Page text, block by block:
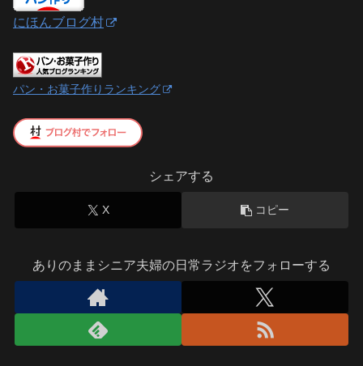
にほんブログ村
パン・お菓子作りランキング
シェアする
X コピー
ありのままシニア夫婦の日常ラジオをフォローする